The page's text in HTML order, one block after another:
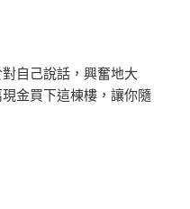
自己說話，興奮地大
金買下這棟樓，讓你隨